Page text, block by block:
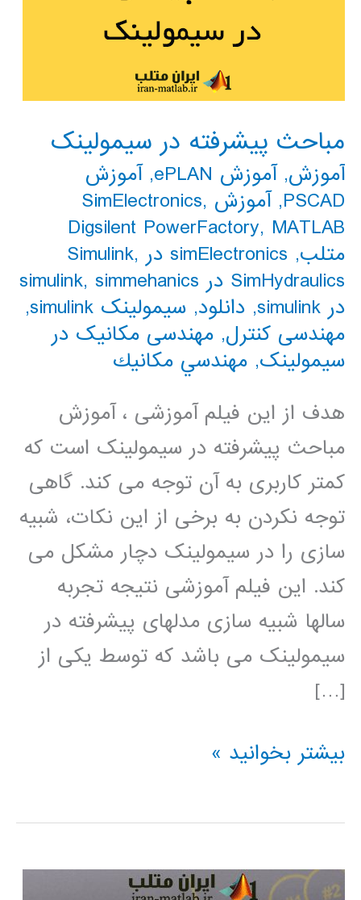
مباحث پیشرفته در سیمولینک
آموزش,آموزش ePLAN ,آموزش
PSCAD
,آموزش SimElectronics ,
Digsilent PowerFactory, MATLAB
متلب, simElectronics در Simulink
,
SimHydraulics در simulink
, simmehanics
در simulink
, دانلود, سیمولینک simulink
,
مهندسی کنترل, مهندسی مکانیک در
سیمولینک, مهندسي مكانيك
هدف از این فیلم آموزشی ، آموزش
مباحث پیشرفته در سیمولینک است که
کمتر کاربری به آن توجه می کند. گاهی
توجه نکردن به برخی از این نکات، شبیه
سازی را در سیمولینک دچار مشکل می
کند. این فیلم آموزشی نتیجه تجربه
سالها شبیه سازی مدلهای پیشرفته در
سیمولینک می باشد که توسط یکی از
[…]
مباحث
در
بیشتر بخوانید »